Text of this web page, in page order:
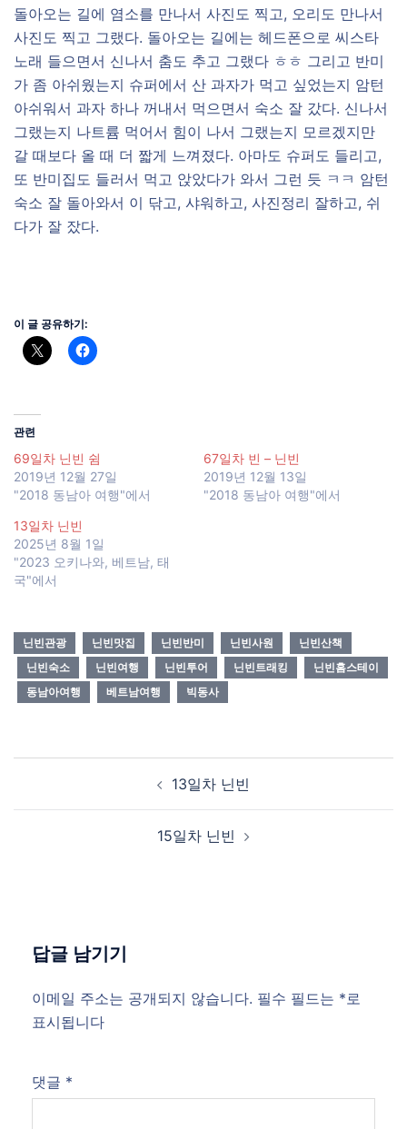
돌아오는 길에 염소를 만나서 사진도 찍고, 오리도 만나서
사진도 찍고 그랬다. 돌아오는 길에는 헤드폰으로 씨스타
노래 들으면서 신나서 춤도 추고 그랬다 ㅎㅎ 그리고 반미
가 좀 아쉬웠는지 슈퍼에서 산 과자가 먹고 싶었는지 암턴
아쉬워서 과자 하나 꺼내서 먹으면서 숙소 잘 갔다. 신나서
그랬는지 나트륨 먹어서 힘이 나서 그랬는지 모르겠지만
갈 때보다 올 때 더 짧게 느껴졌다. 아마도 슈퍼도 들리고,
또 반미집도 들러서 먹고 앉았다가 와서 그런 듯 ㅋㅋ 암턴
숙소 잘 돌아와서 이 닦고, 샤워하고, 사진정리 잘하고, 쉬
다가 잘 잤다.
이 글 공유하기:
관련
69일차 닌빈 쉼
2019년 12월 27일
"2018 동남아 여행"에서
67일차 빈 – 닌빈
2019년 12월 13일
"2018 동남아 여행"에서
13일차 닌빈
2025년 8월 1일
"2023 오키나와, 베트남, 태
국"에서
닌빈관광 닌빈맛집 닌빈반미 닌빈사원
닌빈산책
닌빈숙소
닌빈여행 닌빈투어 닌빈트래킹
닌빈홈스테이
동남아여행
베트남여행 빅동사
13일차 닌빈
15일차 닌빈
답글 남기기
이메일 주소는 공개되지 않습니다. 필수 필드는 *로
표시됩니다
댓글 *